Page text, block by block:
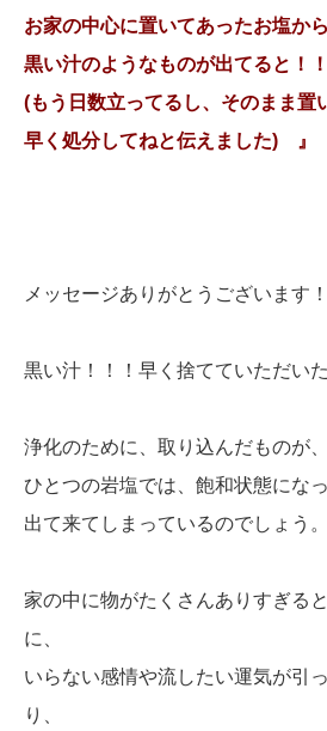
お家の中心に置いてあったお塩から
黒い汁のようなものが出てると！
(もう日数立ってるし、そのまま置
早く処分してねと伝えました) 』
メッセージありがとうございます！
黒い汁！！！早く捨てていただい
浄化のために、取り込んだものが、
ひとつの岩塩では、飽和状態にな
出て来てしまっているのでしょう。
家の中に物がたくさんありすぎる
に、
いらない感情や流したい運気が引
り、